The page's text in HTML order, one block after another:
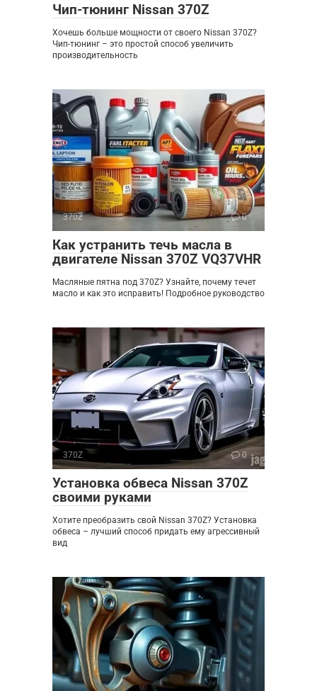
Чип-тюнинг Nissan 370Z
Хочешь больше мощности от своего Nissan 370Z?
Чип-тюнинг – это простой способ увеличить
производительность
370Z 0
Как устранить течь масла в
двигателе Nissan 370Z VQ37VHR
Масляные пятна под 370Z? Узнайте, почему течет
масло и как это исправить! Подробное руководство
370Z 0
Установка обвеса Nissan 370Z
своими руками
Хотите преобразить свой Nissan 370Z? Установка
обвеса – лучший способ придать ему агрессивный
вид